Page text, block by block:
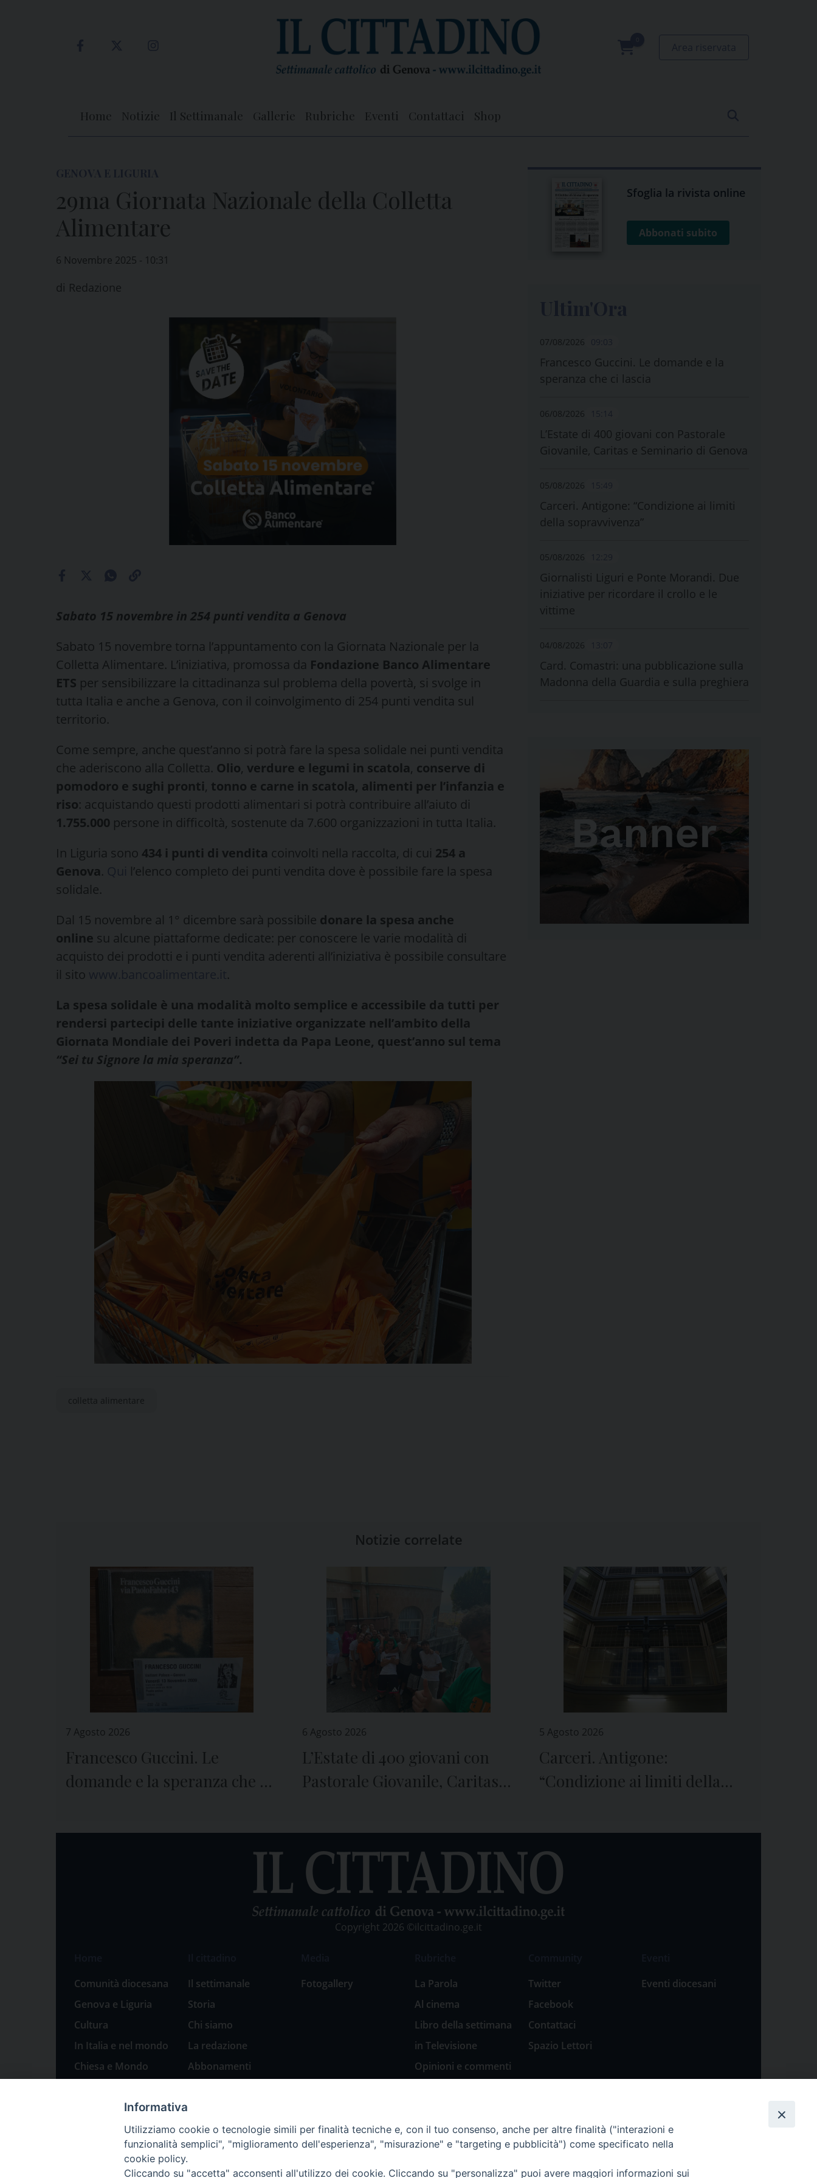
Home Notizie Il Settimanale Gallerie Rubriche Eventi Contattaci Shop
29ma Giornata Nazionale della Colletta
Alimentare
6 Novembre 2025 - 10:31
di Redazione
Sabato 15 novembre in 254 punti vendita a Genova
Sabato 15 novembre torna l’appuntamento con la Giornata Nazionale per la
Colletta Alimentare. L’iniziativa, promossa da Fondazione Banco Alimentare
ETS per sensibilizzare la cittadinanza sul problema della povertà, si svolge in
tutta Italia e anche a Genova, con il coinvolgimento di 254 punti vendita sul
territorio.
Come sempre, anche quest’anno si potrà fare la spesa solidale nei punti vendita
che aderiscono alla Colletta. Olio, verdure e legumi in scatola, conserve di
pomodoro e sughi pronti, tonno e carne in scatola, alimenti per l’infanzia e
riso: acquistando questi prodotti alimentari si potrà contribuire all’aiuto di
1.755.000 persone in difficoltà, sostenute da 7.600 organizzazioni in tutta Italia.
In Liguria sono 434 i punti di vendita coinvolti nella raccolta, di cui 254 a
Genova.
l’elenco completo dei punti vendita dove è possibile fare la spesa
solidale.
Dal 15 novembre al 1° dicembre sarà possibile donare la spesa anche
online su alcune piattaforme dedicate: per conoscere le varie modalità di
acquisto dei prodotti e i punti vendita aderenti all’iniziativa è possibile consultare
il sito
.
La spesa solidale è una modalità molto semplice e accessibile da tutti per
rendersi partecipi delle tante iniziative organizzate nell’ambito della
Giornata Mondiale dei Poveri indetta da Papa Leone, quest’anno sul tema
“Sei tu Signore la mia speranza”.
colletta alimentare
Sfoglia la rivista online
Abbonati subito
07/08/2026
Francesco Guccini. Le domande e la
speranza che ci lascia
06/08/2026
L’Estate di 400 giovani con Pastorale
Giovanile, Caritas e Seminario di Genova
05/08/2026
Carceri. Antigone: “Condizione ai limiti
della sopravvivenza”
05/08/2026
Giornalisti Liguri e Ponte Morandi. Due
iniziative per ricordare il crollo e le
vittime
04/08/2026
Card. Comastri: una pubblicazione sulla
Madonna della Guardia e sulla preghiera
Notizie correlate
7 Agosto 2026
Francesco Guccini. Le
domande e la speranza che ci
6 Agosto 2026
L’Estate di 400 giovani con
Pastorale Giovanile, Caritas e
5 Agosto 2026
Carceri. Antigone:
“Condizione ai limiti della
Copyright 2026 ©ilcittadino.ge.it
Comunità diocesana
Genova e Liguria
Cultura
In Italia e nel mondo
Chiesa e Mondo
Parole di pace
Natale 2023: presepi
Il settimanale
Storia
Chi siamo
La redazione
Abbonamenti
Fotogallery
La Parola
Al cinema
Libro della settimana
in Televisione
Opinioni e commenti
in Diocesi
nella Diocesi di
Twitter
Facebook
Contattaci
Spazio Lettori
Eventi diocesani
Informativa
Utilizziamo cookie o tecnologie simili per finalità tecniche e, con il tuo consenso, anche per altre finalità ("interazioni e
funzionalità semplici", "miglioramento dell'esperienza", "misurazione" e "targeting e pubblicità") come specificato nella
cookie policy.
Cliccando su "accetta" acconsenti all'utilizzo dei cookie. Cliccando su "personalizza" puoi avere maggiori informazioni sui